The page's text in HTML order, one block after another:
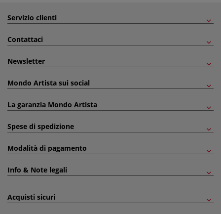
Servizio clienti
Contattaci
Newsletter
Mondo Artista sui social
La garanzia Mondo Artista
Spese di spedizione
Modalità di pagamento
Info & Note legali
Acquisti sicuri